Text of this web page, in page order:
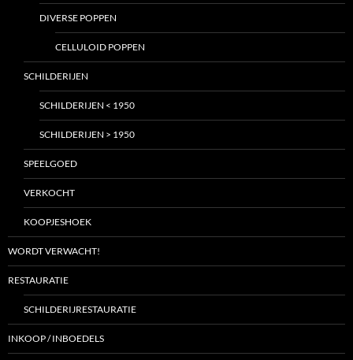
DIVERSE POPPEN
CELLULOID POPPEN
SCHILDERIJEN
SCHILDERIJEN < 1950
SCHILDERIJEN > 1950
SPEELGOED
VERKOCHT
KOOPJESHOEK
WORDT VERWACHT!
RESTAURATIE
SCHILDERIJRESTAURATIE
INKOOP / INBOEDELS